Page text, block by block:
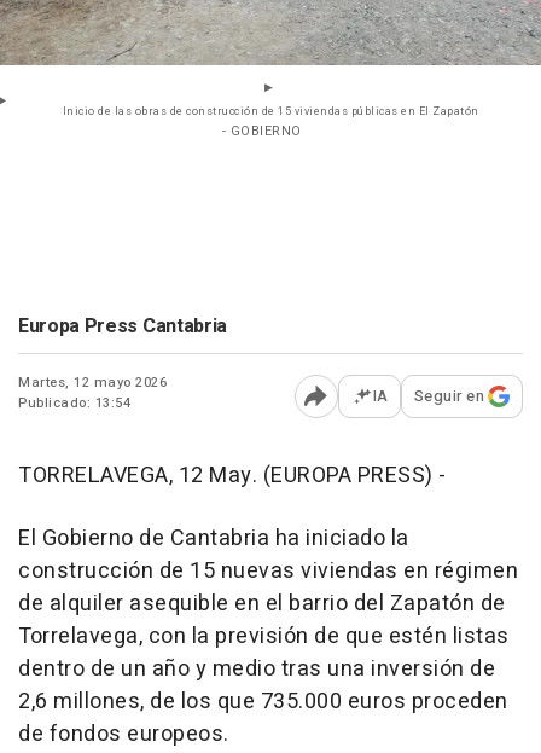
Inicio de las obras de construcción de 15 viviendas públicas en El Zapatón
- GOBIERNO
Europa Press Cantabria
Martes, 12 mayo 2026
Publicado: 13:54
Abrir opciones para
IA Seguir en
TORRELAVEGA, 12 May. (EUROPA PRESS) -
El Gobierno de Cantabria ha iniciado la
construcción de 15 nuevas viviendas en régimen
de alquiler asequible en el barrio del Zapatón de
Torrelavega, con la previsión de que estén listas
dentro de un año y medio tras una inversión de
2,6 millones, de los que 735.000 euros proceden
de fondos europeos.